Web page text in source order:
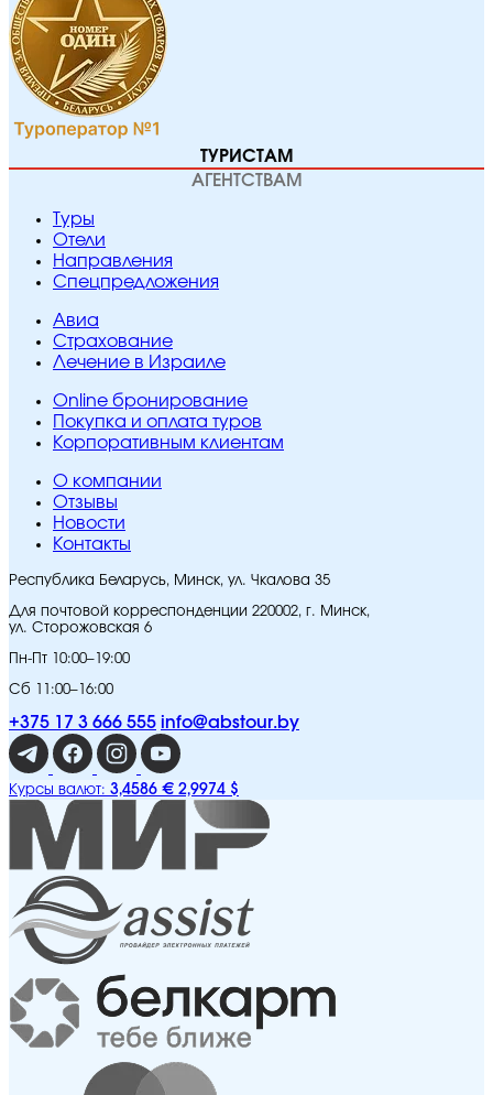
ТУРИСТАМ
АГЕНТСТВАМ
Туры
Отели
Направления
Спецпредложения
Авиа
Страхование
Лечение в Израиле
Online бронирование
Покупка и оплата туров
Корпоративным клиентам
O компании
Отзывы
Новости
Контакты
Республика Беларусь, Минск, ул. Чкалова 35
Для почтовой корреспонденции 220002, г. Минск,
ул. Сторожовская 6
Пн-Пт 10:00–19:00
Сб 11:00–16:00
+375 17 3 666 555 info@abstour.by
Курсы валют: 3,4586 € 2,9974 $